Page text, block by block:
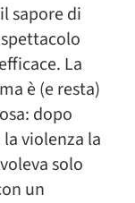
sapore di
La
è (e resta)
dopo
violenza la
solo
un